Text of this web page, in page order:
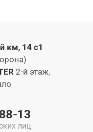
км, 14 с1
2-й этаж,
13
лиц